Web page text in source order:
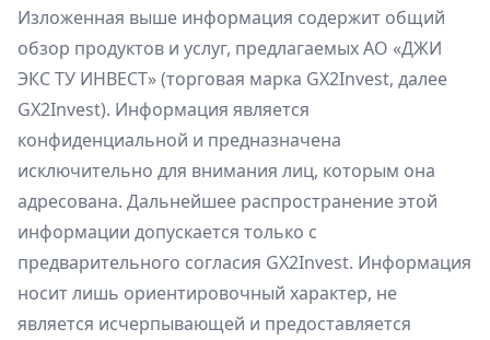
Изложенная выше информация содержит общий
обзор продуктов и услуг, предлагаемых АО «ДЖИ
ЭКС ТУ ИНВЕСТ» (торговая марка GX2Invest, далее
GX2Invest). Информация является
конфиденциальной и предназначена
исключительно для внимания лиц, которым она
адресована. Дальнейшее распространение этой
информации допускается только с
предварительного согласия GX2Invest. Информация
носит лишь ориентировочный характер, не
является исчерпывающей и предоставляется